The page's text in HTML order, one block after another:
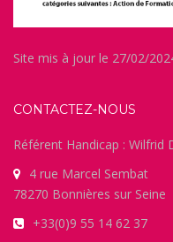
Site mis à jour le 27/02/
CONTACTEZ-NOUS
Référent Handicap : Wilfrid
4 rue Marcel Sembat
78270 Bonnières sur Seine
+33(0)9 55 14 62 37